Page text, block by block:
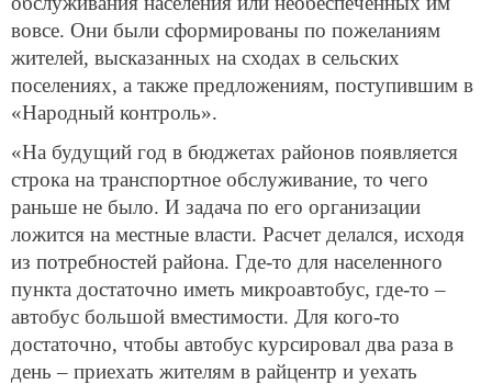
вовсе. Они были сформированы по пожеланиям
жителей, высказанных на сходах в сельских
поселениях, а также предложениям, поступившим в
«Народный контроль».
«На будущий год в бюджетах районов появляется
строка на транспортное обслуживание, то чего
раньше не было. И задача по его организации
ложится на местные власти. Расчет делался, исходя
из потребностей района. Где-то для населенного
пункта достаточно иметь микроавтобус, где-то –
автобус большой вместимости. Для кого-то
достаточно, чтобы автобус курсировал два раза в
день – приехать жителям в райцентр и уехать